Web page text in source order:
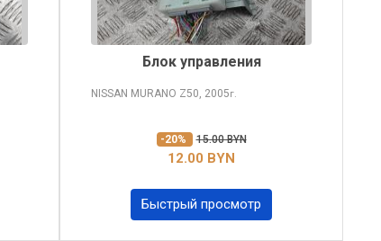
Блок управления
NISSAN MURANO Z50, 2005г.
-20% 15.00 BYN
12.00 BYN
Быстрый просмотр